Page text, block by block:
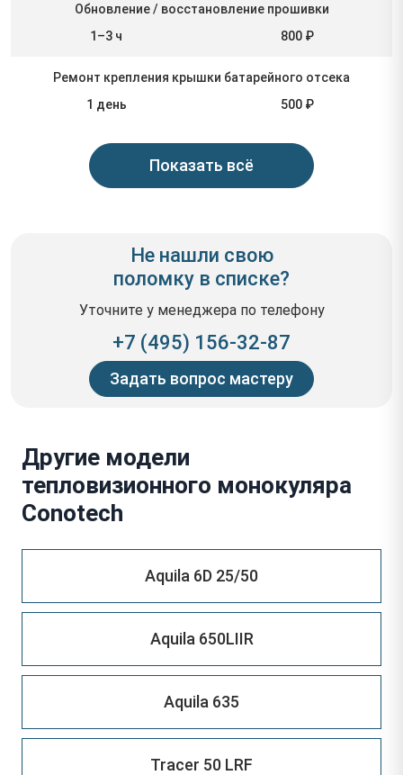
Обновление / восстановление прошивки
1–3 ч
800 ₽
Ремонт крепления крышки батарейного отсека
1 день
500 ₽
Показать всё
Не нашли свою
поломку в списке?
Уточните у менеджера по телефону
+7 (495) 156-32-87
Задать вопрос мастеру
Другие модели
тепловизионного монокуляра
Conotech
Aquila 6D 25/50
Aquila 650LIIR
Aquila 635
Tracer 50 LRF